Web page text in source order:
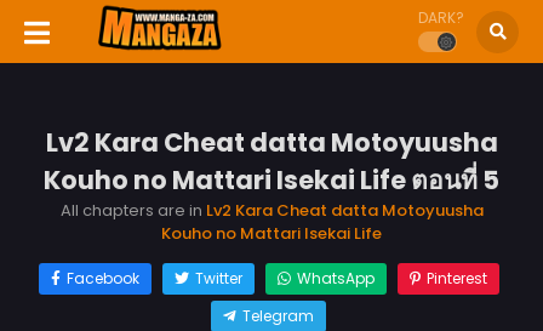
DARK?
Lv2 Kara Cheat datta Motoyuusha
Kouho no Mattari Isekai Life ตอนที่ 5
All chapters are in Lv2 Kara Cheat datta Motoyuusha
Kouho no Mattari Isekai Life
Facebook Twitter WhatsApp
Pinterest
Telegram